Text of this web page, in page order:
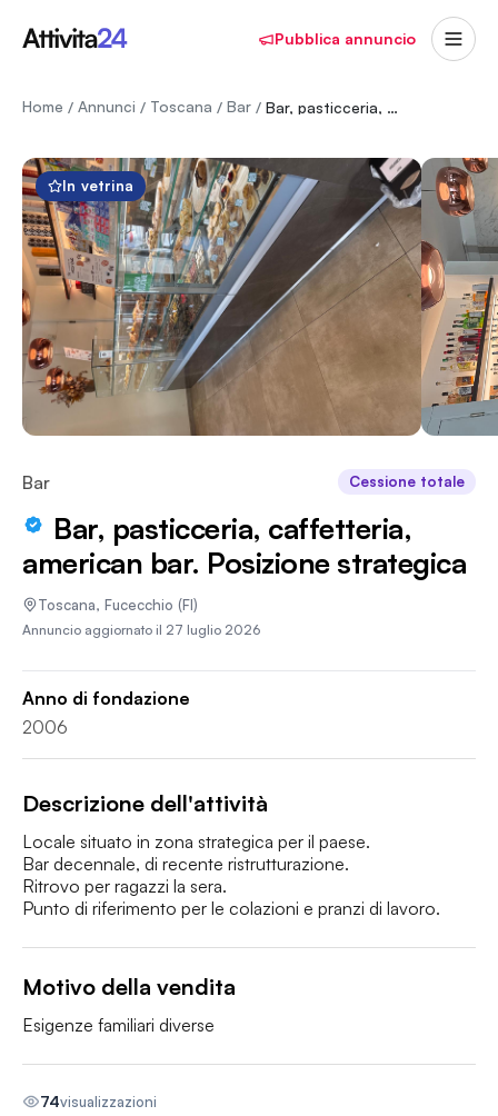
Pubblica annuncio
Home / Annunci / Toscana / Bar / Bar, pasticceria, caffetteria, american bar. Posizione strategica
In vetrina
Bar Cessione totale
Bar, pasticceria, caffetteria,
american bar. Posizione strategica
Toscana, Fucecchio (FI)
Annuncio aggiornato il 27 luglio 2026
Anno di fondazione
2006
Descrizione dell'attività
Locale situato in zona strategica per il paese.
Bar decennale, di recente ristrutturazione.
Ritrovo per ragazzi la sera.
Punto di riferimento per le colazioni e pranzi di lavoro.
Motivo della vendita
Esigenze familiari diverse
74visualizzazioni